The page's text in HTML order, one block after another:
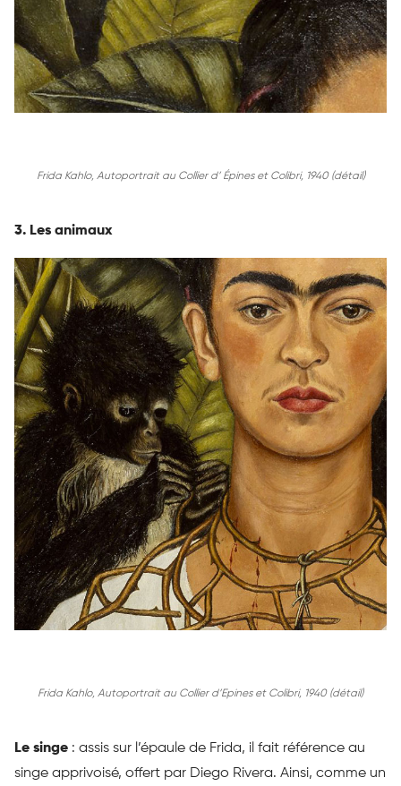
Frida Kahlo, Autoportrait au Collier d’ Épines et Colibri, 1940 (détail)
3. Les animaux
Frida Kahlo, Autoportrait au Collier d’Epines et Colibri, 1940 (détail)
Le singe : assis sur l’épaule de Frida, il fait référence au
singe apprivoisé, offert par Diego Rivera. Ainsi, comme un